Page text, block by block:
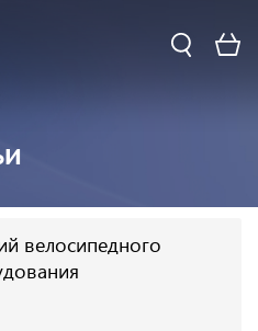
велосипедного